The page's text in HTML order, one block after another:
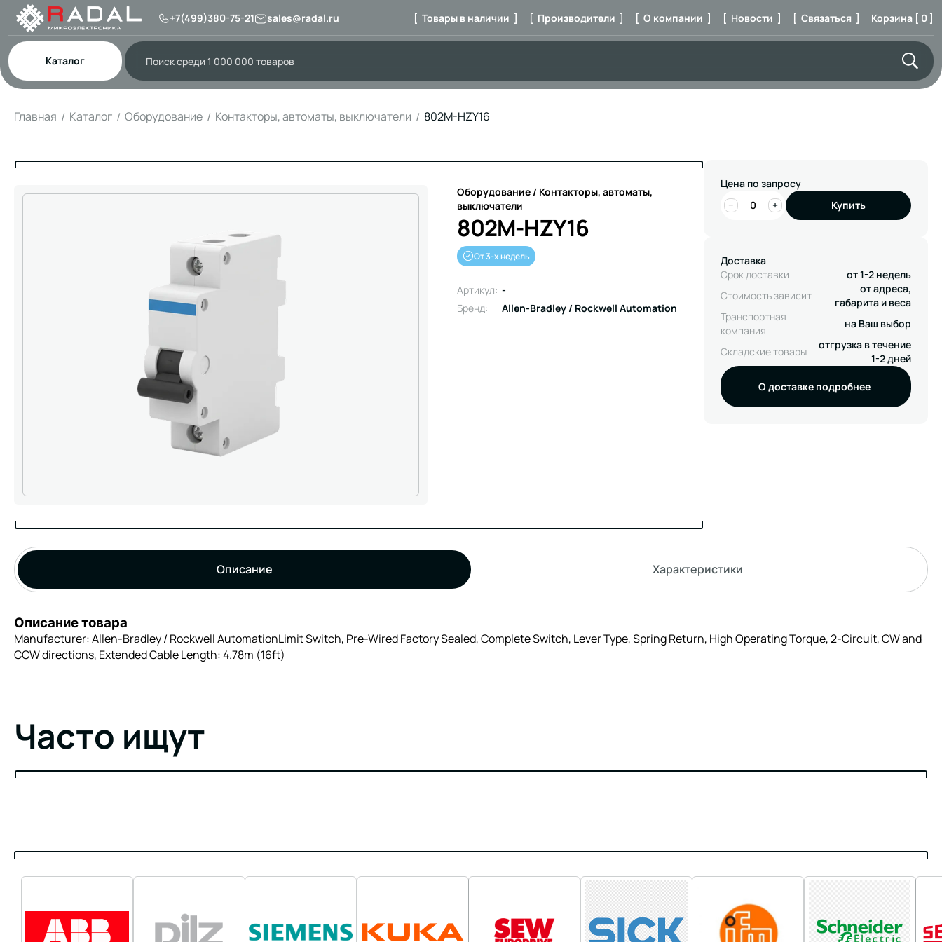
+7(499)380-75-21 sales@radal.ru [ Товары в наличии ] [ Производители ] [ О компании ] [ Новости ] [ Связаться ] Корзина [ 0 ]
Каталог
Главная Каталог Оборудование Контакторы, автоматы, выключатели 802M-HZY16
Оборудование / Контакторы, автоматы,
выключатели
802M-HZY16
От 3-х недель
Артикул: -
Бренд:
Allen-Bradley / Rockwell Automation
Цена по запросу
−
+ Купить
Доставка
Срок доставки
от 1-2 недель
Стоимость зависит
от адреса,
габарита и веса
Транспортная
компания
на Ваш выбор
Складские товары
отгрузка в течение
1-2 дней
О доставке подробнее
Описание Характеристики
Описание товара
Manufacturer: Allen-Bradley / Rockwell AutomationLimit Switch, Pre-Wired Factory Sealed, Complete Switch, Lever Type, Spring Return, High Operating Torque, 2-Circuit, CW and
CCW directions, Extended Cable Length: 4.78m (16ft)
Часто ищут